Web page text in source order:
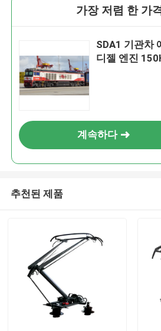
가장 저렴 한 가
SDA1 기관차
디젤 엔진
계속하다
추천된 제품